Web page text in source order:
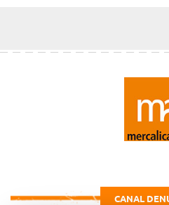
CANAL